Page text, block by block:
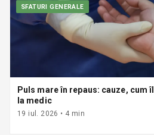
SFATURI GENERALE
Puls mare în repaus: cauze, cum
la medic
19 iul. 2026 • 4 min